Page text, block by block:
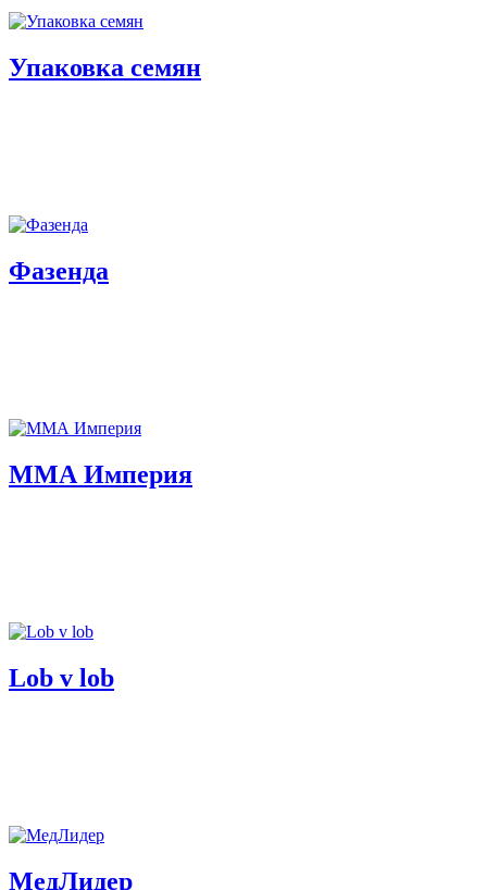
Упаковка семян
Фазенда
ММА Империя
Lob v lob
МедЛидер